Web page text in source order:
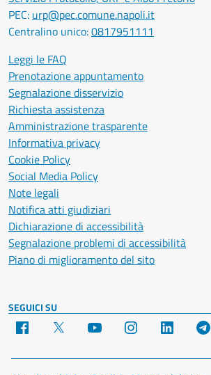
PEC: urp@pec.comune.napoli.it
Centralino unico:0817951111
Leggi le FAQ
Prenotazione appuntamento
Segnalazione disservizio
Richiesta assistenza
Amministrazione trasparente
Informativa privacy
Cookie Policy
Social Media Policy
Note legali
Notifica atti giudiziari
Dichiarazione di accessibilità
Segnalazione problemi di accessibilità
Piano di miglioramento del sito
SEGUICI SU
Facebook YouTube Instagram LinkedIn